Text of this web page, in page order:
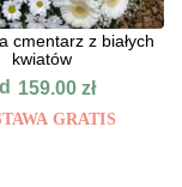
cmentarz z białych
kwiatów
159.00zł
GRATIS